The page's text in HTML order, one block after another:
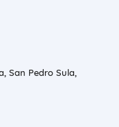
San Pedro Sula,